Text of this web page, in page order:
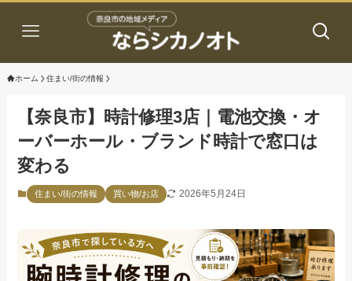
ホーム 住まい/街の情報
【奈良市】時計修理3店｜電池交換・オ
ーバーホール・ブランド時計で窓口は
変わる
住まい/街の情報 買い物/お店 2026年5月24日